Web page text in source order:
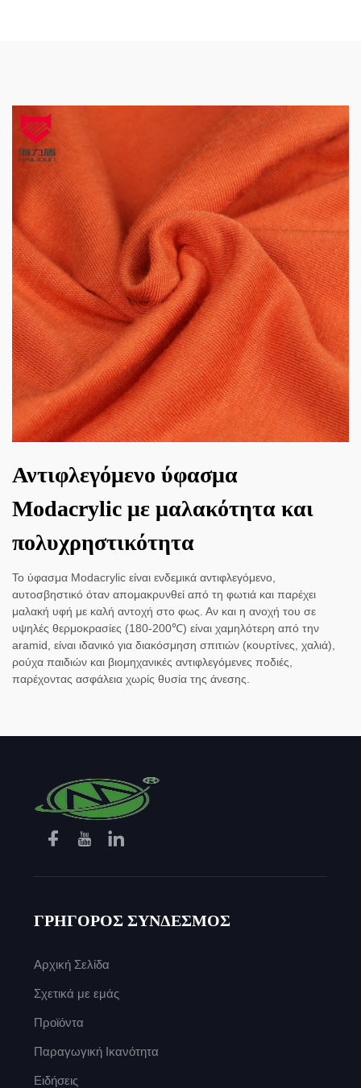
Αντιφλεγόμενο ύφασμα
Modacrylic με μαλακότητα και
πολυχρηστικότητα
Το ύφασμα Modacrylic είναι ενδεμικά αντιφλεγόμενο,
αυτοσβηστικό όταν απομακρυνθεί από τη φωτιά και παρέχει
μαλακή υφή με καλή αντοχή στο φως. Αν και η ανοχή του σε
υψηλές θερμοκρασίες (180-200℃) είναι χαμηλότερη από την
aramid, είναι ιδανικό για διακόσμηση σπιτιών (κουρτίνες, χαλιά),
ρούχα παιδιών και βιομηχανικές αντιφλεγόμενες ποδιές,
παρέχοντας ασφάλεια χωρίς θυσία της άνεσης.
ΓΡΗΓΟΡΟΣ ΣΥΝΔΕΣΜΟΣ
Αρχική Σελίδα
Σχετικά με εμάς
Προϊόντα
Παραγωγική Ικανότητα
Ειδήσεις